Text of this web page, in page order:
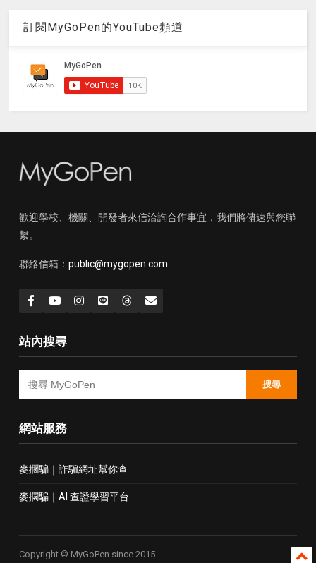
訂閱MyGoPen的YouTube頻道
歡迎學校、機關、開發者來信洽詢合作事宜，我們將儘速與您聯
繫。
聯絡信箱： public@mygopen.com
站內搜尋
搜尋
網站服務
麥擱騙｜詐騙網址幫你查
麥擱騙｜AI 查證學習平台
Copyright © MyGoPen since 2015